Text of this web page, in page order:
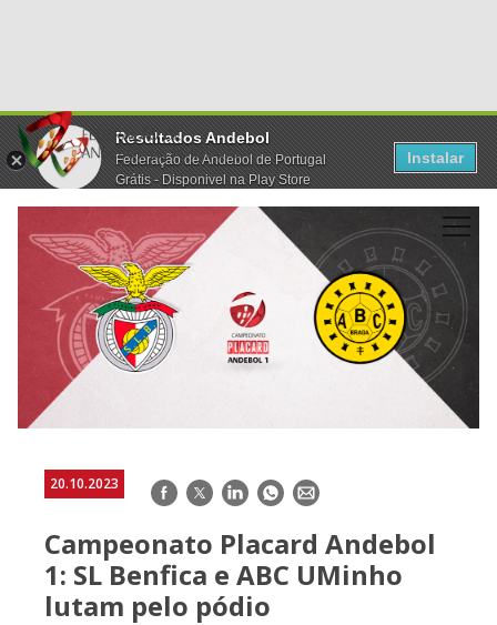
Resultados Andebol
Federação de Andebol de Portugal
Grátis - Disponivel na Play Store
Instalar
20.10.2023 Facebook
TwitterLinkedInWhatsApp
E-
Campeonato Placard Andebol
1: SL Benfica e ABC UMinho
lutam pelo pódio